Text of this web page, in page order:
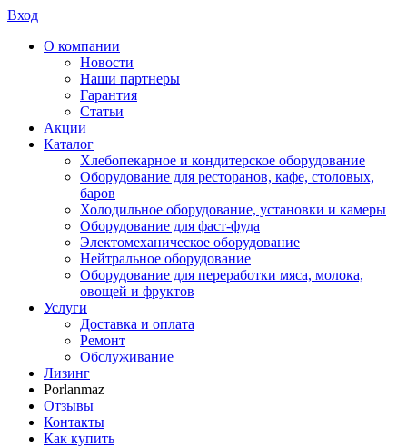
Вход
О компании
Новости
Наши партнеры
Гарантия
Статьи
Акции
Каталог
Хлебопекарное и кондитерское оборудование
Оборудование для ресторанов, кафе, столовых,
баров
Холодильное оборудование, установки и камеры
Оборудование для фаст-фуда
Электомеханическое оборудование
Нейтральное оборудование
Оборудование для переработки мяса, молока,
овощей и фруктов
Услуги
Доставка и оплата
Ремонт
Обслуживание
Лизинг
Porlanmaz
Отзывы
Контакты
Как купить